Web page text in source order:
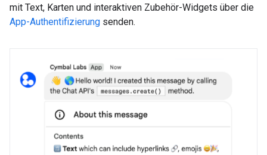
mit Text, Karten und interaktiven Zubehör-Widgets über die
App-Authentifizierung senden.